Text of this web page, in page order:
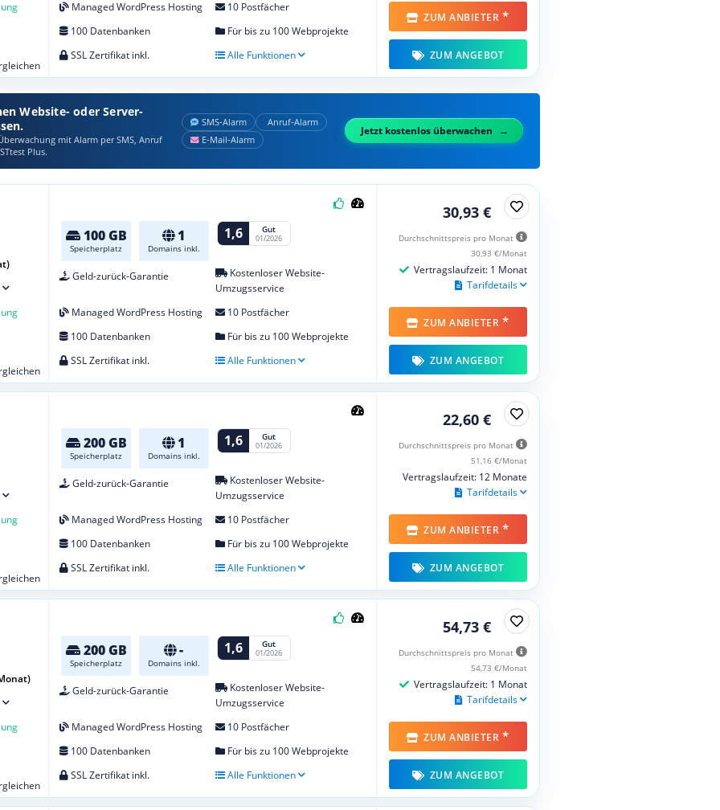
Managed WordPress Hosting
10 Postfächer
100 Datenbanken
Für bis zu 100 Webprojekte
SSL Zertifikat inkl.
Alle Funktionen
ZUM ANBIETER *
ZUM ANGEBOT
Website- oder Server-
mit Alarm per SMS, Anruf
Plus.
SMS‑Alarm
Anruf‑Alarm
E‑Mail‑Alarm
Jetzt kostenlos überwachen
100 GB
Speicherplatz
1
Domains inkl.
1,6 Gut
01/2026
Geld-zurück-Garantie
Kostenloser Website-
Umzugsservice
Managed WordPress Hosting
10 Postfächer
100 Datenbanken
Für bis zu 100 Webprojekte
SSL Zertifikat inkl.
Alle Funktionen
30,93 €
Durchschnittspreis pro Monat
30,93 €/Monat
Vertragslaufzeit: 1 Monat
Tarifdetails
ZUM ANBIETER *
ZUM ANGEBOT
200 GB
Speicherplatz
1
Domains inkl.
1,6 Gut
01/2026
Geld-zurück-Garantie
Kostenloser Website-
Umzugsservice
Managed WordPress Hosting
10 Postfächer
100 Datenbanken
Für bis zu 100 Webprojekte
SSL Zertifikat inkl.
Alle Funktionen
22,60 €
Durchschnittspreis pro Monat
51,16 €/Monat
Vertragslaufzeit: 12 Monate
Tarifdetails
ZUM ANBIETER *
ZUM ANGEBOT
200 GB
Speicherplatz
-
Domains inkl.
1,6 Gut
01/2026
Geld-zurück-Garantie
Kostenloser Website-
Umzugsservice
Managed WordPress Hosting
10 Postfächer
100 Datenbanken
Für bis zu 100 Webprojekte
SSL Zertifikat inkl.
Alle Funktionen
54,73 €
Durchschnittspreis pro Monat
54,73 €/Monat
Vertragslaufzeit: 1 Monat
Tarifdetails
ZUM ANBIETER *
ZUM ANGEBOT